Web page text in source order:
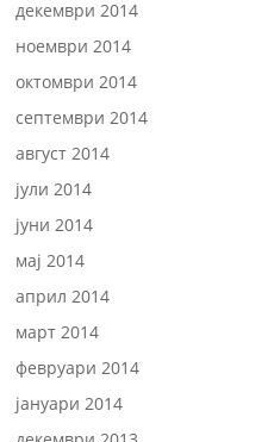
декември 2014
ноември 2014
октомври 2014
септември 2014
август 2014
јули 2014
јуни 2014
мај 2014
април 2014
март 2014
февруари 2014
јануари 2014